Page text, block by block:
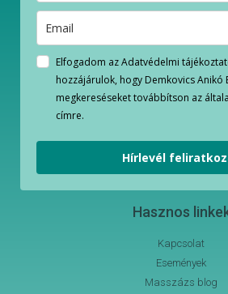
Elfogadom az Adatvédelmi
hozzájárulok, hogy Demkovics Anikó
megkereséseket továbbítson az
címre.
Hírlevél
Hasznos
Kapcsolat
Események
Masszázs blog